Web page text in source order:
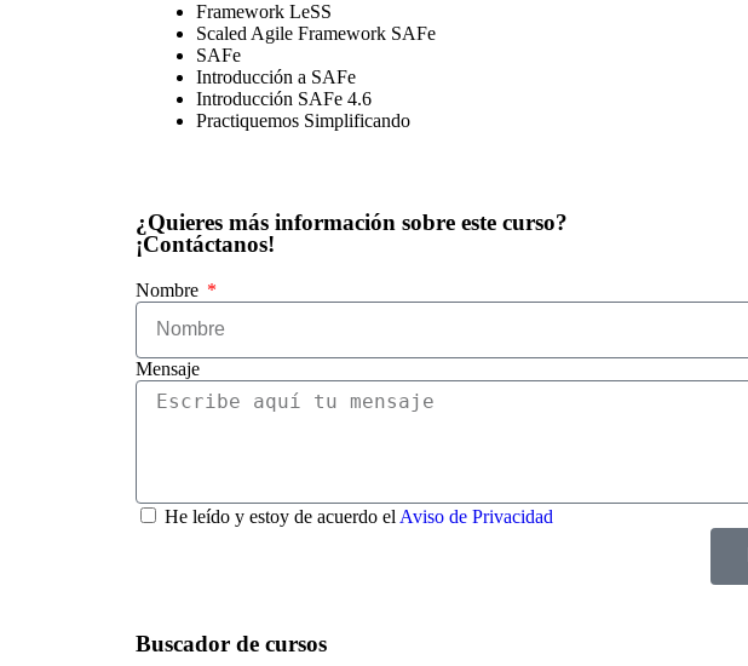
Framework LeSS
Scaled Agile Framework SAFe
SAFe
Introducción a SAFe
Introducción SAFe 4.6
Practiquemos Simplificando
¿Quieres más información sobre este curso?
¡Contáctanos!
Nombre
Mensaje
He leído y estoy de acuerdo el Aviso de Privacidad
Buscador de cursos